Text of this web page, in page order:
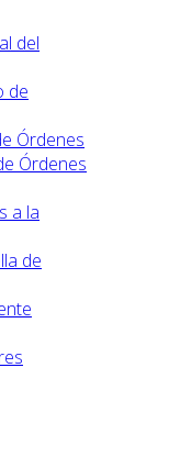
del
de
Órdenes
Órdenes
a la
de